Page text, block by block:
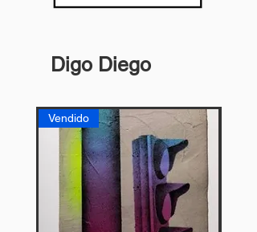
Digo Diego
Vendido